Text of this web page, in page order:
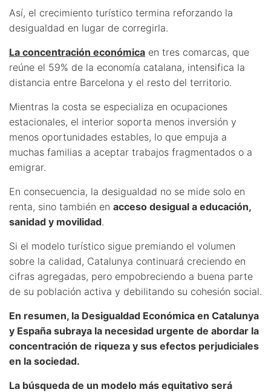
Así, el crecimiento turístico termina reforzando la
desigualdad en lugar de corregirla.
La concentración económica en tres comarcas, que
reúne el 59% de la economía catalana, intensifica la
distancia entre Barcelona y el resto del territorio.
Mientras la costa se especializa en ocupaciones
estacionales, el interior soporta menos inversión y
menos oportunidades estables, lo que empuja a
muchas familias a aceptar trabajos fragmentados o a
emigrar.
En consecuencia, la desigualdad no se mide solo en
renta, sino también en acceso desigual a educación,
sanidad y movilidad.
Si el modelo turístico sigue premiando el volumen
sobre la calidad, Catalunya continuará creciendo en
cifras agregadas, pero empobreciendo a buena parte
de su población activa y debilitando su cohesión social.
En resumen, la Desigualdad Económica en Catalunya
y España subraya la necesidad urgente de abordar la
concentración de riqueza y sus efectos perjudiciales
en la sociedad.
La búsqueda de un modelo más equitativo será